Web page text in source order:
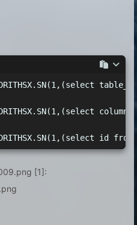
id
[1]: